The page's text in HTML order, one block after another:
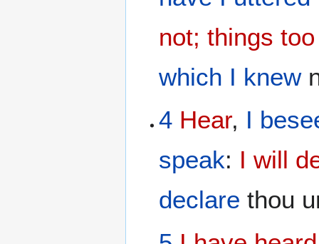
not; things
which I knew
4 Hear, I
speak: I will
declare thou